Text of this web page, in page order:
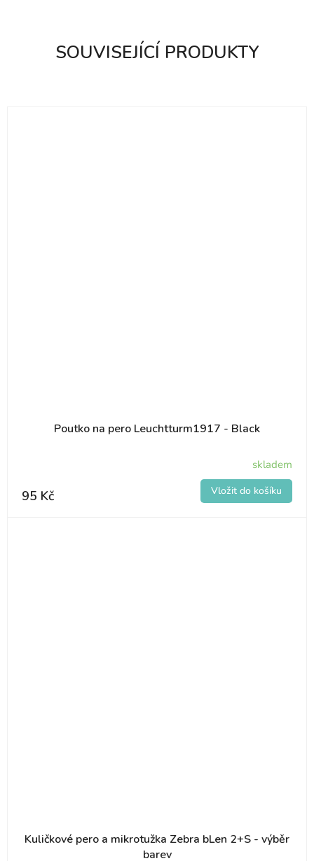
SOUVISEJÍCÍ PRODUKTY
Poutko na pero Leuchtturm1917 - Black
skladem
95 Kč
Kuličkové pero a mikrotužka Zebra bLen 2+S - výběr
barev